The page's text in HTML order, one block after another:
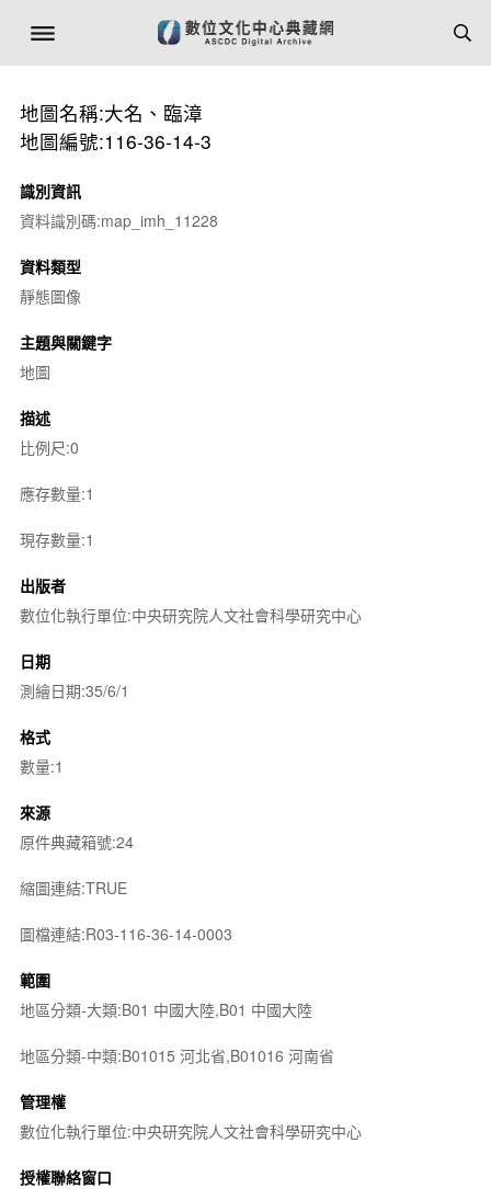
地圖名稱:大名、臨漳
地圖編號:116-36-14-3
識別資訊
資料識別碼:map_imh_11228
資料類型
靜態圖像
主題與關鍵字
地圖
描述
比例尺:0
應存數量:1
現存數量:1
出版者
數位化執行單位:中央研究院人文社會科學研究中心
日期
測繪日期:35/6/1
格式
數量:1
來源
原件典藏箱號:24
縮圖連結:TRUE
圖檔連結:R03-116-36-14-0003
範圍
地區分類-大類:B01 中國大陸,B01 中國大陸
地區分類-中類:B01015 河北省,B01016 河南省
管理權
數位化執行單位:中央研究院人文社會科學研究中心
授權聯絡窗口